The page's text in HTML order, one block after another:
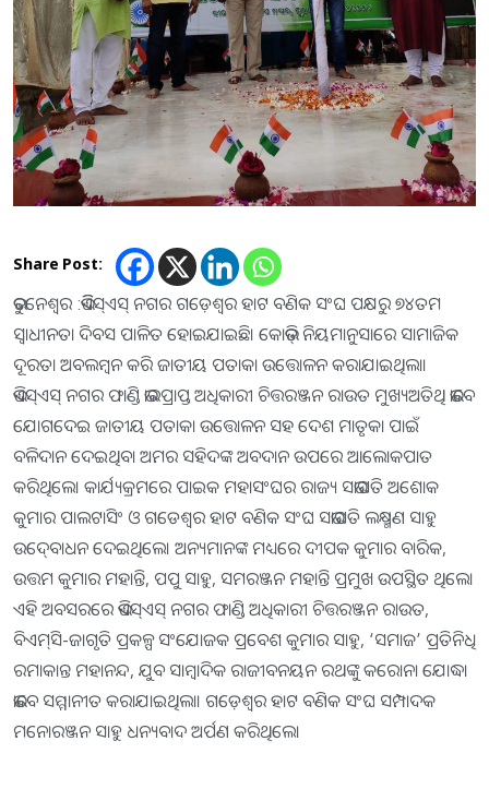
Share Post:
ଭୁବନେଶ୍ବର :ଭିିଏସ୍‍ଏସ୍‍ ନଗର ଗଡ଼େଶ୍ୱର ହାଟ ବଣିକ ସଂଘ ପକ୍ଷରୁ ୭୪ତମ
ସ୍ୱାଧୀନତା ଦିବସ ପାଳିତ ହୋଇଯାଇଛି। କୋଭିଡ୍‍ ନିୟମାନୁସାରେ ସାମାଜିକ
ଦୂରତା ଅବଲମ୍ବନ କରି ଜାତୀୟ ପତାକା ଉତ୍ତୋଳନ କରାଯାଇଥିଲା।
ଭିଏସ୍‍ଏସ୍‍ ନଗର ଫାଣ୍ଡି ଭାରପ୍ରାପ୍ତ ଅଧିକାରୀ ଚିତ୍ତରଞ୍ଜନ ରାଉତ ମୁଖ୍ୟଅତିଥି ଭାବେ
ଯୋଗଦେଇ ଜାତୀୟ ପତାକା ଉତ୍ତୋଳନ ସହ ଦେଶ ମାତୃକା ପାଇଁ
ବଳିଦାନ ଦେଇଥିବା ଅମର ସହିଦଙ୍କ ଅବଦାନ ଉପରେ ଆଲୋକପାତ
କରିଥିଲେ। କାର୍ଯ୍ୟକ୍ରମରେ ପାଇକ ମହାସଂଘର ରାଜ୍ୟ ସଭାପତି ଅଶୋକ
କୁମାର ପାଲଟାସିଂ ଓ ଗଡେଶ୍ୱର ହାଟ ବଣିକ ସଂଘ ସଭାପତି ଲକ୍ଷ୍ମଣ ସାହୁ
ଉଦ୍‍ବୋଧନ ଦେଇଥିଲେ। ଅନ୍ୟମାନଙ୍କ ମଧ୍ୟରେ ଦୀପକ କୁମାର ବାରିକ,
ଉତ୍ତମ କୁମାର ମହାନ୍ତି, ପପୁ ସାହୁ, ସମରଞ୍ଜନ ମହାନ୍ତି ପ୍ରମୁଖ ଉପସ୍ଥିତ ଥିଲେ।
ଏହି ଅବସରରେ ଭିଏସ୍‍ଏସ୍‍ ନଗର ଫାଣ୍ଡି ଅଧିକାରୀ ଚିତ୍ତରଞ୍ଜନ ରାଉତ,
ବିଏମ୍‍ସି-ଜାଗୃତି ପ୍ରକଳ୍ପ ସଂଯୋଜକ ପ୍ରବେଶ କୁମାର ସାହୁ, ‘ସମାଜ’ ପ୍ରତିନିଧି
ରମାକାନ୍ତ ମହାନନ୍ଦ, ଯୁବ ସାମ୍ବାଦିକ ରାଜୀବନୟନ ରଥଙ୍କୁ କରୋନା ଯୋଦ୍ଧା
ଭାବେ ସମ୍ମାନୀତ କରାଯାଇଥିଲା। ଗଡ଼େଶ୍ୱର ହାଟ ବଣିକ ସଂଘ ସମ୍ପାଦକ
ମନୋରଞ୍ଜନ ସାହୁ ଧନ୍ୟବାଦ ଅର୍ପଣ କରିଥିଲେ।